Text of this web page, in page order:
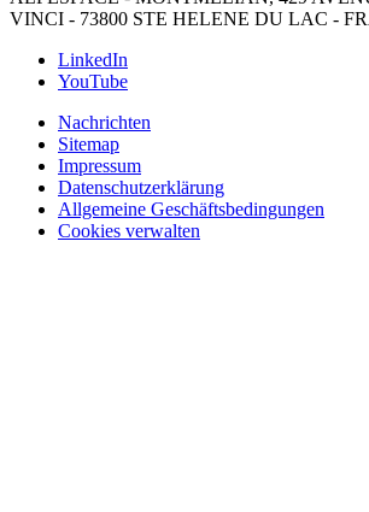
VINCI - 73800 STE HELENE DU LAC -
LinkedIn
YouTube
Nachrichten
Sitemap
Impressum
Datenschutzerklärung
Allgemeine Geschäftsbedingungen
Cookies verwalten